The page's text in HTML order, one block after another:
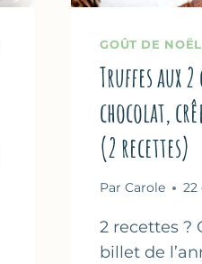
GOÛT DE NOËL
Truffes aux
chocolat,
(2 recettes)
Par Carole 22
2 recettes ?
billet de